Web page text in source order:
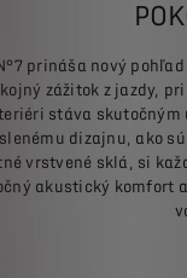
prináša nový
zážitok z jazdy,
stáva skutočným
dizajnu, ako
vrstvené sklá, si
akustický komfort